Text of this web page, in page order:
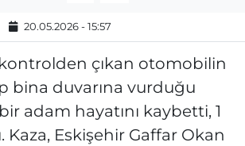
20.05.2026 - 15:57
kontrolden çıkan otomobilin
bina duvarına vurduğu
adam hayatını kaybetti, 1
Kaza, Eskişehir Gaffar Okan